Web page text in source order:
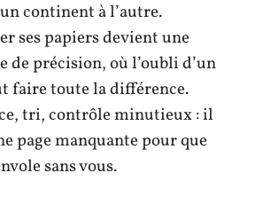
continent à l’autre.
ses papiers devient une
de précision, où l’oubli d’un
faire toute la différence.
tri, contrôle minutieux : il
page manquante pour que
sans vous.